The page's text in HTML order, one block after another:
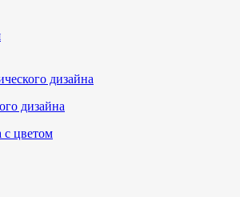
дизайна
дизайна
с цветом